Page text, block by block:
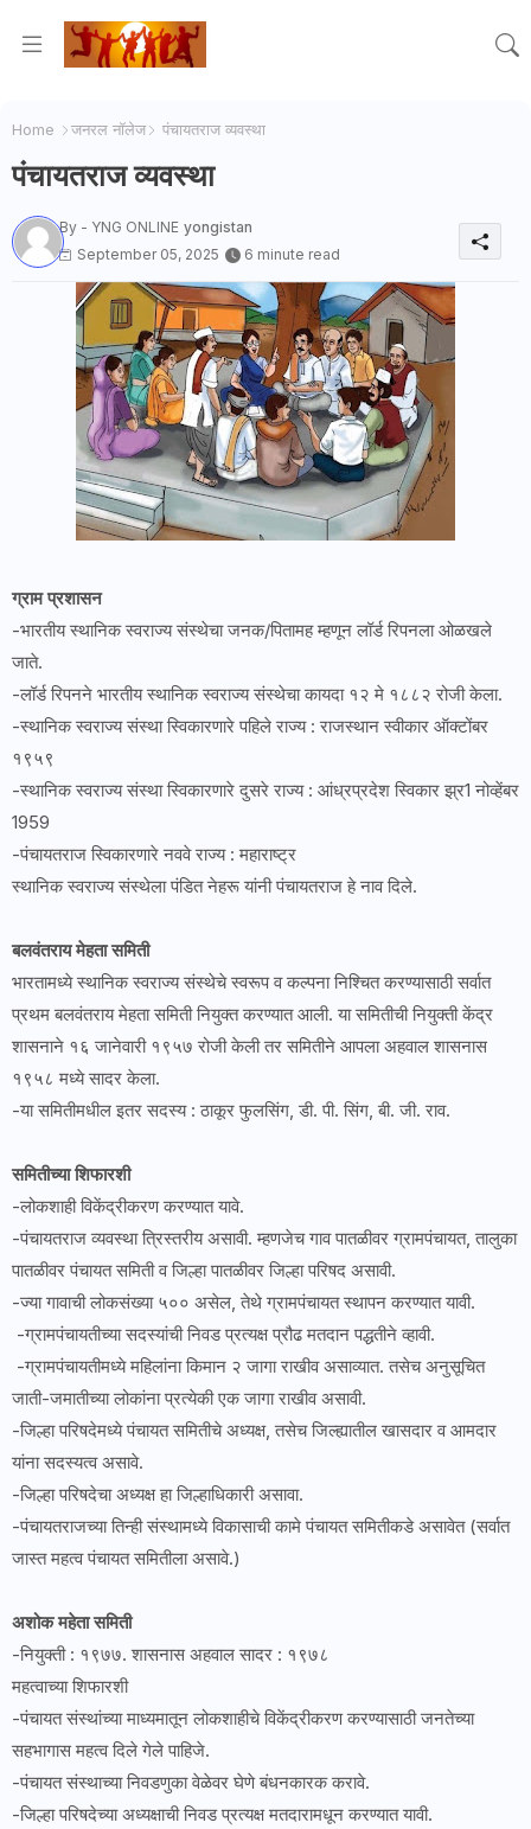
Home जनरल नॉलेज पंचायतराज व्यवस्था
पंचायतराज व्यवस्था
By - YNG ONLINE yongistan
September 05, 2025
6 minute read
ग्राम प्रशासन
-भारतीय स्थानिक स्वराज्य संस्थेचा जनक/पितामह म्हणून लॉर्ड रिपनला ओळखले
जाते.
-लॉर्ड रिपनने भारतीय स्थानिक स्वराज्य संस्थेचा कायदा १२ मे १८८२ रोजी केला.
-स्थानिक स्वराज्य संस्था स्विकारणारे पहिले राज्य : राजस्थान स्वीकार ऑक्टोंबर
१९५९
-स्थानिक स्वराज्य संस्था स्विकारणारे दुसरे राज्य : आंध्रप्रदेश स्विकार झ्र1 नोव्हेंबर
1959
-पंचायतराज स्विकारणारे नववे राज्य : महाराष्ट्र
स्थानिक स्वराज्य संस्थेला पंडित नेहरू यांनी पंचायतराज हे नाव दिले.
बलवंतराय मेहता समिती
भारतामध्ये स्थानिक स्वराज्य संस्थेचे स्वरूप व कल्पना निश्चित करण्यासाठी सर्वात
प्रथम बलवंतराय मेहता समिती नियुक्त करण्यात आली. या समितीची नियुक्ती केंद्र
शासनाने १६ जानेवारी १९५७ रोजी केली तर समितीने आपला अहवाल शासनास
१९५८ मध्ये सादर केला.
-या समितीमधील इतर सदस्य : ठाकूर फुलसिंग, डी. पी. सिंग, बी. जी. राव.
समितीच्या शिफारशी
-लोकशाही विकेंद्रीकरण करण्यात यावे.
-पंचायतराज व्यवस्था त्रिस्तरीय असावी. म्हणजेच गाव पातळीवर ग्रामपंचायत, तालुका
पातळीवर पंचायत समिती व जिल्हा पातळीवर जिल्हा परिषद असावी.
-ज्या गावाची लोकसंख्या ५०० असेल, तेथे ग्रामपंचायत स्थापन करण्यात यावी.
-ग्रामपंचायतीच्या सदस्यांची निवड प्रत्यक्ष प्रौढ मतदान पद्धतीने व्हावी.
-ग्रामपंचायतीमध्ये महिलांना किमान २ जागा राखीव असाव्यात. तसेच अनुसूचित
जाती-जमातीच्या लोकांना प्रत्येकी एक जागा राखीव असावी.
-जिल्हा परिषदेमध्ये पंचायत समितीचे अध्यक्ष, तसेच जिल्ह्यातील खासदार व आमदार
यांना सदस्यत्व असावे.
-जिल्हा परिषदेचा अध्यक्ष हा जिल्हाधिकारी असावा.
-पंचायतराजच्या तिन्ही संस्थामध्ये विकासाची कामे पंचायत समितीकडे असावेत (सर्वात
जास्त महत्व पंचायत समितीला असावे.)
अशोक महेता समिती
-नियुक्ती : १९७७. शासनास अहवाल सादर : १९७८
महत्वाच्या शिफारशी
-पंचायत संस्थांच्या माध्यमातून लोकशाहीचे विकेंद्रीकरण करण्यासाठी जनतेच्या
सहभागास महत्व दिले गेले पाहिजे.
-पंचायत संस्थाच्या निवडणुका वेळेवर घेणे बंधनकारक करावे.
-जिल्हा परिषदेच्या अध्यक्षाची निवड प्रत्यक्ष मतदारामधून करण्यात यावी.